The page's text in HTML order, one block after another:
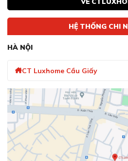
HỆ THỐNG CHI
HÀ NỘI
CT Luxhome Cầu Giấy